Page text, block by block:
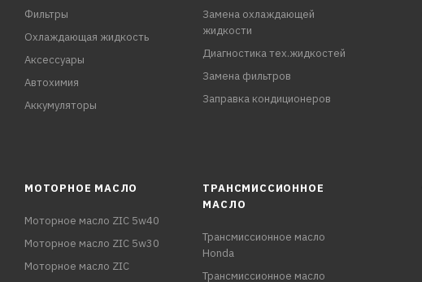
Фильтры
Охлаждающая жидкость
Аксессуары
Автохимия
Аккумуляторы
Замена охлаждающей
жидкости
Диагностика тех.жидкостей
Замена фильтров
Заправка кондиционеров
МОТОРНОЕ МАСЛО
Моторное масло ZIC 5w40
Моторное масло ZIC 5w30
Моторное масло ZIC
ТРАНСМИССИОННОЕ
МАСЛО
Трансмиссионное масло
Honda
Трансмиссионное масло